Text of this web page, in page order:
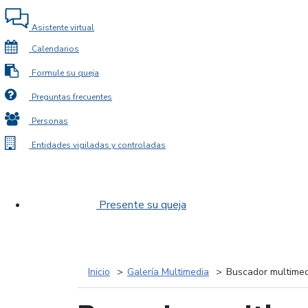
Asistente virtual
Calendarios
Formule su queja
Preguntas frecuentes
Personas
Entidades vigiladas y controladas
Presente su queja
Inicio Galería Multimedia Buscador